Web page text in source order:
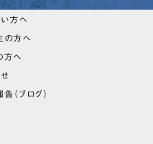
い方へ
の方へ
方へ
（ブログ）